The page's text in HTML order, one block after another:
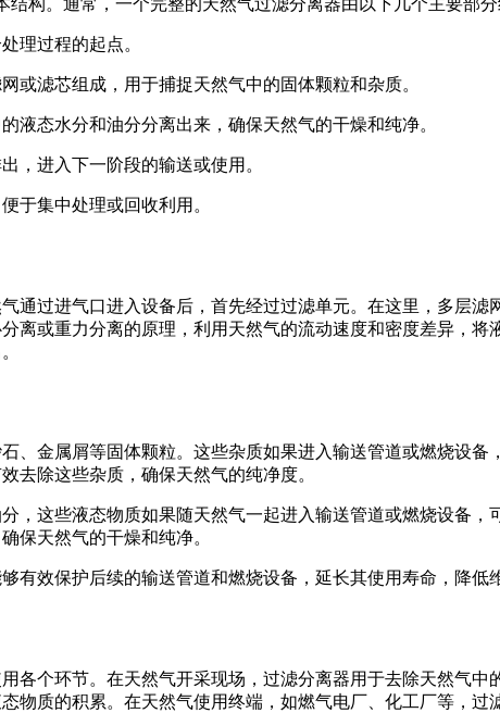
理过程的起点。
或滤芯组成，用于捕捉天然气中的固体颗粒和杂质。
液态水分和油分分离出来，确保天然气的干燥和纯净。
，进入下一阶段的输送或使用。
于集中处理或回收利用。
通过进气口进入设备后，首先经过过滤单元。在这里，多层滤
离或重力分离的原理，利用天然气的流动速度和密度差异，
、金属屑等固体颗粒。这些杂质如果进入输送管道或燃烧设
去除这些杂质，确保天然气的纯净度。
，这些液态物质如果随天然气一起进入输送管道或燃烧设备，
保天然气的干燥和纯净。
有效保护后续的输送管道和燃烧设备，延长其使用寿命，降低
各个环节。在天然气开采现场，过滤分离器用于去除天然气
物质的积累。在天然气使用终端，如燃气电厂、化工厂等，过